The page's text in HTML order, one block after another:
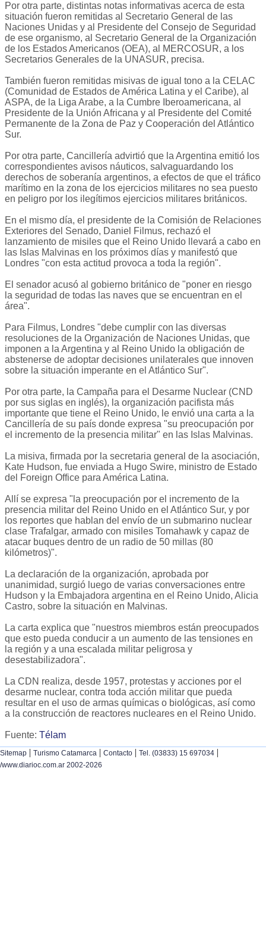
Por otra parte, distintas notas informativas acerca de esta
situación fueron remitidas al Secretario General de las
Naciones Unidas y al Presidente del Consejo de Seguridad
de ese organismo, al Secretario General de la Organización
de los Estados Americanos (OEA), al MERCOSUR, a los
Secretarios Generales de la UNASUR, precisa.
También fueron remitidas misivas de igual tono a la CELAC
(Comunidad de Estados de América Latina y el Caribe), al
ASPA, de la Liga Arabe, a la Cumbre Iberoamericana, al
Presidente de la Unión Africana y al Presidente del Comité
Permanente de la Zona de Paz y Cooperación del Atlántico
Sur.
Por otra parte, Cancillería advirtió que la Argentina emitió los
correspondientes avisos náuticos, salvaguardando los
derechos de soberanía argentinos, a efectos de que el tráfico
marítimo en la zona de los ejercicios militares no sea puesto
en peligro por los ilegítimos ejercicios militares británicos.
En el mismo día, el presidente de la Comisión de Relaciones
Exteriores del Senado, Daniel Filmus, rechazó el
lanzamiento de misiles que el Reino Unido llevará a cabo en
las Islas Malvinas en los próximos días y manifestó que
Londres "con esta actitud provoca a toda la región".
El senador acusó al gobierno británico de "poner en riesgo
la seguridad de todas las naves que se encuentran en el
área".
Para Filmus, Londres "debe cumplir con las diversas
resoluciones de la Organización de Naciones Unidas, que
imponen a la Argentina y al Reino Unido la obligación de
abstenerse de adoptar decisiones unilaterales que innoven
sobre la situación imperante en el Atlántico Sur".
Por otra parte, la Campaña para el Desarme Nuclear (CND
por sus siglas en inglés), la organización pacifista más
importante que tiene el Reino Unido, le envió una carta a la
Cancillería de su país donde expresa "su preocupación por
el incremento de la presencia militar" en las Islas Malvinas.
La misiva, firmada por la secretaria general de la asociación,
Kate Hudson, fue enviada a Hugo Swire, ministro de Estado
del Foreign Office para América Latina.
Allí se expresa "la preocupación por el incremento de la
presencia militar del Reino Unido en el Atlántico Sur, y por
los reportes que hablan del envío de un submarino nuclear
clase Trafalgar, armado con misiles Tomahawk y capaz de
atacar buques dentro de un radio de 50 millas (80
kilómetros)".
La declaración de la organización, aprobada por
unanimidad, surgió luego de varias conversaciones entre
Hudson y la Embajadora argentina en el Reino Unido, Alicia
Castro, sobre la situación en Malvinas.
La carta explica que "nuestros miembros están preocupados
que esto pueda conducir a un aumento de las tensiones en
la región y a una escalada militar peligrosa y
desestabilizadora".
La CDN realiza, desde 1957, protestas y acciones por el
desarme nuclear, contra toda acción militar que pueda
resultar en el uso de armas químicas o biológicas, así como
a la construcción de reactores nucleares en el Reino Unido.
Fuente: Télam
Sitemap | Turismo Catamarca | Contacto | Tel. (03833) 15 697034 |
/www.diarioc.com.ar 2002-2026